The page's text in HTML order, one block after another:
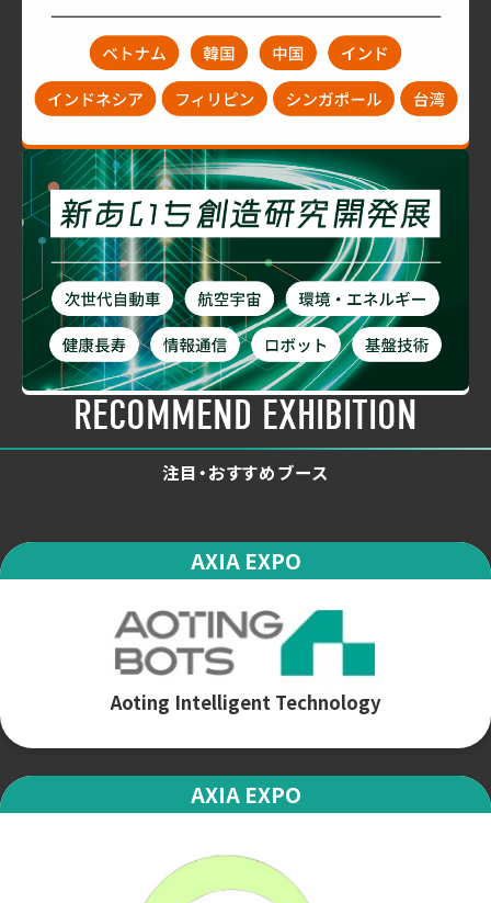
RECOMMEND EXHIBITION
注目・おすすめブース
AXIA EXPO
Aoting Intelligent Technology
AXIA EXPO